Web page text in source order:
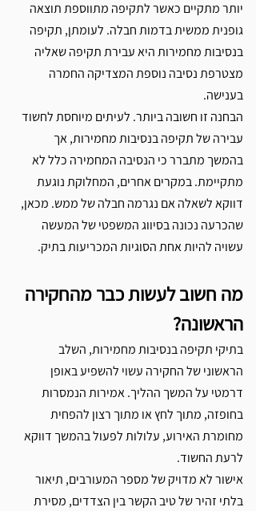
יותר מתקיים כאשר לתקיפה מתווספת תוצאה
גופנית ממשית בדמות חבלה. לעומתן, תקיפה
בנסיבות מחמירות היא עבירת תקיפה שאליה
מצטרפת נסיבה נוספת המצדיקה החמרה
בענישה.
הבחנה זו חשובה ביותר. לעיתים מיוחסת לחשוד
עבירה של תקיפה בנסיבות מחמירות, אך
בהמשך מתברר כי הנסיבה המחמירה כלל לא
מתקיימת. במקרים אחרים, המחלוקת נוגעת
דווקא לשאלה אם נגרמה חבלה של ממש. מכאן,
שהכרעה נכונה בסיווג המשפטי של המעשה
עשויה להיות אחת הסוגיות המכריעות בתיק.
מה חשוב לעשות כבר מהחקירה
הראשונה?
בתיקי תקיפה בנסיבות מחמירות, השלב
הראשוני של החקירה עשוי להשפיע באופן
דרמטי על המשך ההליך. אמירות הנמסרות
בחופזה, מתוך לחץ או מתוך רצון להפחית
מחומרת האירוע, עלולות לפעול בהמשך דווקא
לרעת החשוד.
אישור לא מדויק של מספר המעורבים, תיאור
בלתי זהיר של טיב הקשר בין הצדדים, מסירת